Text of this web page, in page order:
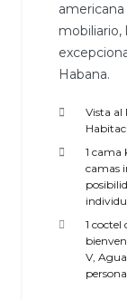
americana
mobiliario,
Habana.
Vista al
1 cama
camas
1 coctel
V,